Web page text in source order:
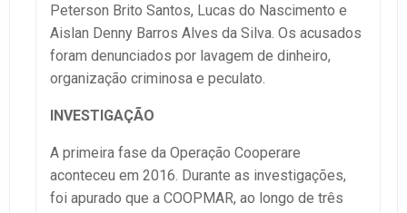
Peterson Brito Santos, Lucas do Nascimento e
Aislan Denny Barros Alves da Silva. Os acusados
foram denunciados por lavagem de dinheiro,
organização criminosa e peculato.
INVESTIGAÇÃO
A primeira fase da Operação Cooperare
aconteceu em 2016. Durante as investigações,
foi apurado que a COOPMAR, ao longo de três